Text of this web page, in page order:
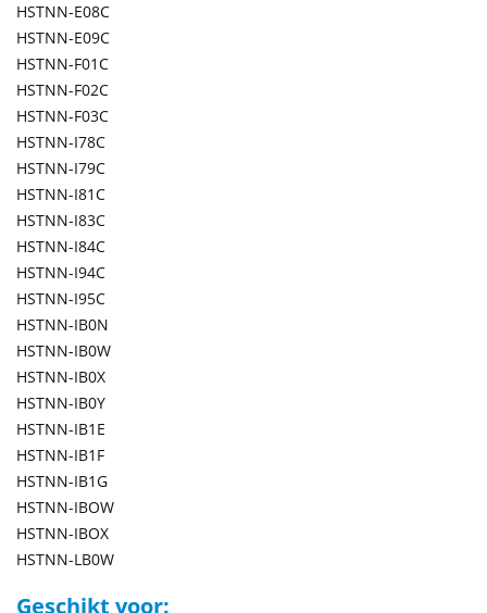
HSTNN-E08C
HSTNN-E09C
HSTNN-F01C
HSTNN-F02C
HSTNN-F03C
HSTNN-I78C
HSTNN-I79C
HSTNN-I81C
HSTNN-I83C
HSTNN-I84C
HSTNN-I94C
HSTNN-I95C
HSTNN-IB0N
HSTNN-IB0W
HSTNN-IB0X
HSTNN-IB0Y
HSTNN-IB1E
HSTNN-IB1F
HSTNN-IB1G
HSTNN-IBOW
HSTNN-IBOX
HSTNN-LB0W
Geschikt voor: